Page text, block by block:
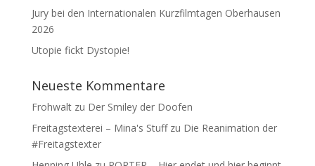
Jury bei den Internationalen Kurzfilmtagen Oberhausen
2026
Utopie fickt Dystopie!
Neueste Kommentare
Frohwaltzu Der Smiley der Doofen
Freitagstexterei – Mina's Stuffzu Die Reanimation der
#Freitagstexter